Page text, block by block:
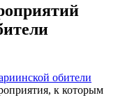
обители
к которым